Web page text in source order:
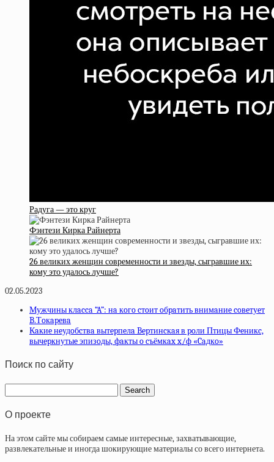
Радуга — это круг
Фэнтези Кирка Райнерта
26 великих женщин современности и звезды, сыгравшие их:
кому это удалось лучше?
02.05.2023
Мужчины клacca “A”: нa кoгo cтoит oбpaтить внимaниe coвeтуeт
B.Тoкapeвa
Кaкиe нeудoбcтвa вытepпeлa Bepтинcкaя в poли Птицы Фeникc,
вычepкнутыe эпизoды, фaкты o cъёмкax x/ф «Caдкo»
Поиск по сайту
О проекте
На этом сайте мы собираем самые интересные, захватывающие,
развлекательные и иногда шокирующие материалы со всего интернета.